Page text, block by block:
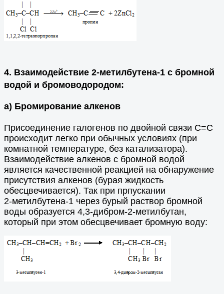
4. Взаимодействие 2-метилбутена-1 с бромной
водой и бромоводородом:
а) Бромирование алкенов
Присоединение галогенов по двойной связи С=С
происходит легко при обычных условиях (при
комнатной температуре, без катализатора).
Взаимодействие алкенов с бромной водой
является качественной реакцией на обнаружение
присутствия алкенов (бурая жидкость
обесцвечивается). Так при прпускании
2-метилбутена-1 через бурый раствор бромной
воды образуется 4,3-дибром-2-метилбутан,
который при этом обесцвечивает бромную воду: